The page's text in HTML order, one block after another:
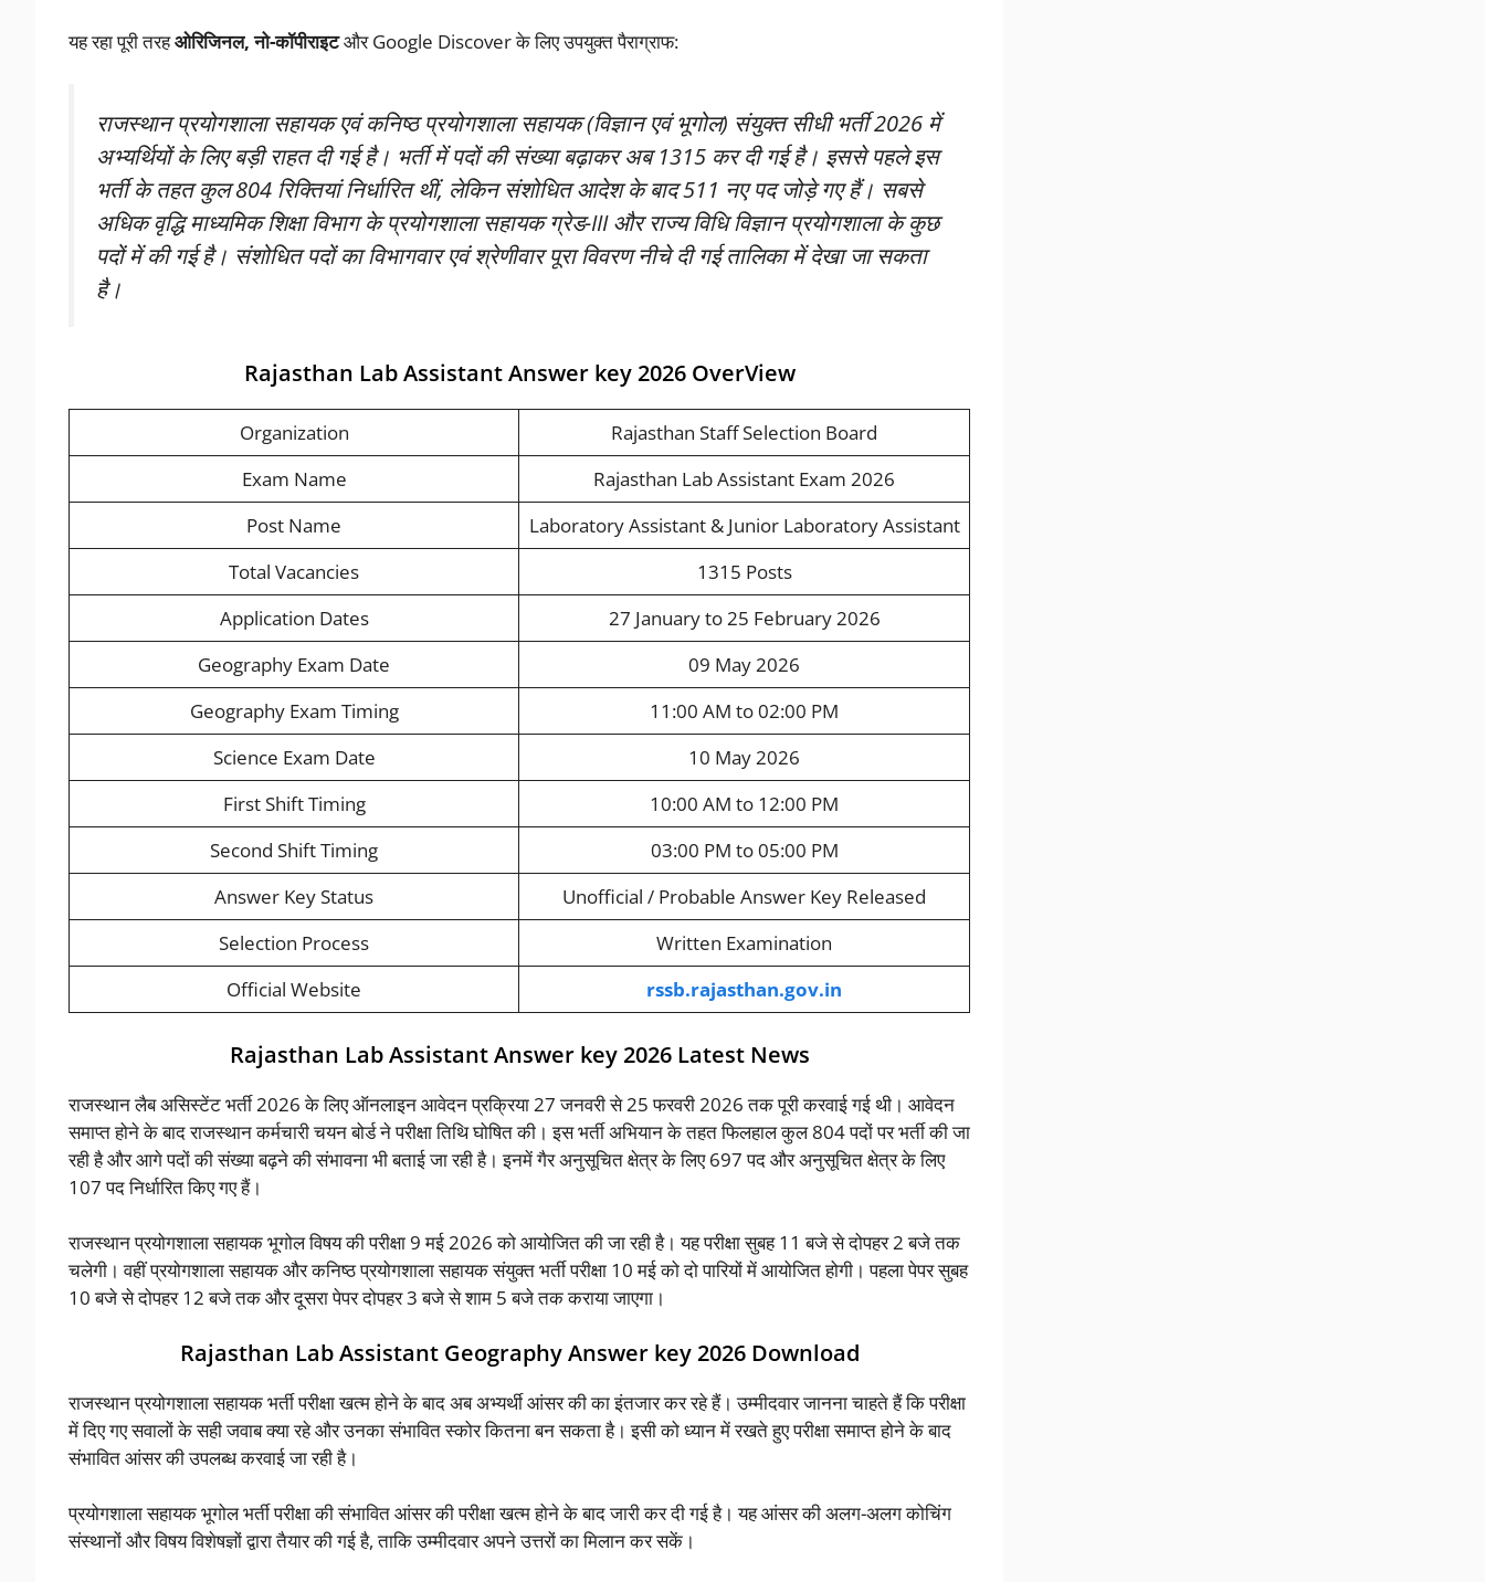
यह रहा पूरी तरहओरिजिनल, नो-कॉपीराइटऔर Google Discover के लिए उपयुक्त पैराग्राफ:
राजस्थान प्रयोगशाला सहायक एवं कनिष्ठ प्रयोगशाला सहायक (विज्ञान एवं भूगोल) संयुक्त सीधी भर्ती 2026 में
अभ्यर्थियों के लिए बड़ी राहत दी गई है। भर्ती में पदों की संख्या बढ़ाकर अब 1315 कर दी गई है। इससे पहले इस
भर्ती के तहत कुल 804 रिक्तियां निर्धारित थीं, लेकिन संशोधित आदेश के बाद 511 नए पद जोड़े गए हैं। सबसे
अधिक वृद्धि माध्यमिक शिक्षा विभाग के प्रयोगशाला सहायक ग्रेड-III और राज्य विधि विज्ञान प्रयोगशाला के कुछ
पदों में की गई है। संशोधित पदों का विभागवार एवं श्रेणीवार पूरा विवरण नीचे दी गई तालिका में देखा जा सकता
है।
Rajasthan Lab Assistant Answer key 2026 OverView
Organization
Rajasthan Staff Selection Board
Exam Name
Rajasthan Lab Assistant Exam 2026
Post Name
Laboratory Assistant & Junior Laboratory Assistant
Total Vacancies
1315 Posts
Application Dates
27 January to 25 February 2026
Geography Exam Date
09 May 2026
Geography Exam Timing
11:00 AM to 02:00 PM
Science Exam Date
10 May 2026
First Shift Timing
10:00 AM to 12:00 PM
Second Shift Timing
03:00 PM to 05:00 PM
Answer Key Status
Unofficial / Probable Answer Key Released
Selection Process
Written Examination
Official Website
rssb.rajasthan.gov.in
Rajasthan Lab Assistant Answer key 2026 Latest News
राजस्थान लैब असिस्टेंट भर्ती 2026 के लिए ऑनलाइन आवेदन प्रक्रिया 27 जनवरी से 25 फरवरी 2026 तक पूरी करवाई गई थी। आवेदन
समाप्त होने के बाद राजस्थान कर्मचारी चयन बोर्ड ने परीक्षा तिथि घोषित की। इस भर्ती अभियान के तहत फिलहाल कुल 804 पदों पर भर्ती की जा
रही है और आगे पदों की संख्या बढ़ने की संभावना भी बताई जा रही है। इनमें गैर अनुसूचित क्षेत्र के लिए 697 पद और अनुसूचित क्षेत्र के लिए
107 पद निर्धारित किए गए हैं।
राजस्थान प्रयोगशाला सहायक भूगोल विषय की परीक्षा 9 मई 2026 को आयोजित की जा रही है। यह परीक्षा सुबह 11 बजे से दोपहर 2 बजे तक
चलेगी। वहीं प्रयोगशाला सहायक और कनिष्ठ प्रयोगशाला सहायक संयुक्त भर्ती परीक्षा 10 मई को दो पारियों में आयोजित होगी। पहला पेपर सुबह
10 बजे से दोपहर 12 बजे तक और दूसरा पेपर दोपहर 3 बजे से शाम 5 बजे तक कराया जाएगा।
Rajasthan Lab Assistant Geography Answer key 2026 Download
राजस्थान प्रयोगशाला सहायक भर्ती परीक्षा खत्म होने के बाद अब अभ्यर्थी आंसर की का इंतजार कर रहे हैं। उम्मीदवार जानना चाहते हैं कि परीक्षा
में दिए गए सवालों के सही जवाब क्या रहे और उनका संभावित स्कोर कितना बन सकता है। इसी को ध्यान में रखते हुए परीक्षा समाप्त होने के बाद
संभावित आंसर की उपलब्ध करवाई जा रही है।
प्रयोगशाला सहायक भूगोल भर्ती परीक्षा की संभावित आंसर की परीक्षा खत्म होने के बाद जारी कर दी गई है। यह आंसर की अलग-अलग कोचिंग
संस्थानों और विषय विशेषज्ञों द्वारा तैयार की गई है, ताकि उम्मीदवार अपने उत्तरों का मिलान कर सकें।